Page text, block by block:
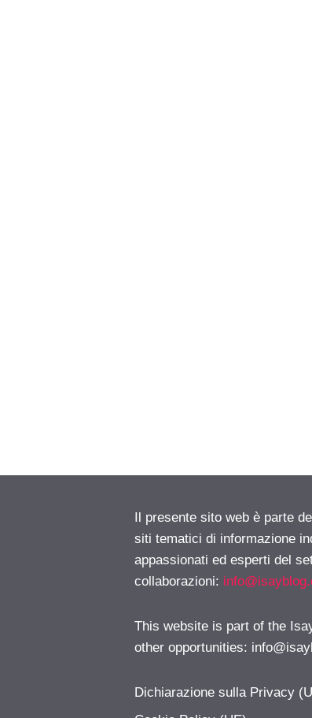
Il presente sito web è parte
siti tematici di informazione
appassionati ed esperti del
collaborazioni:
This website is part of the
other opportunities:
Dichiarazione sulla Privacy